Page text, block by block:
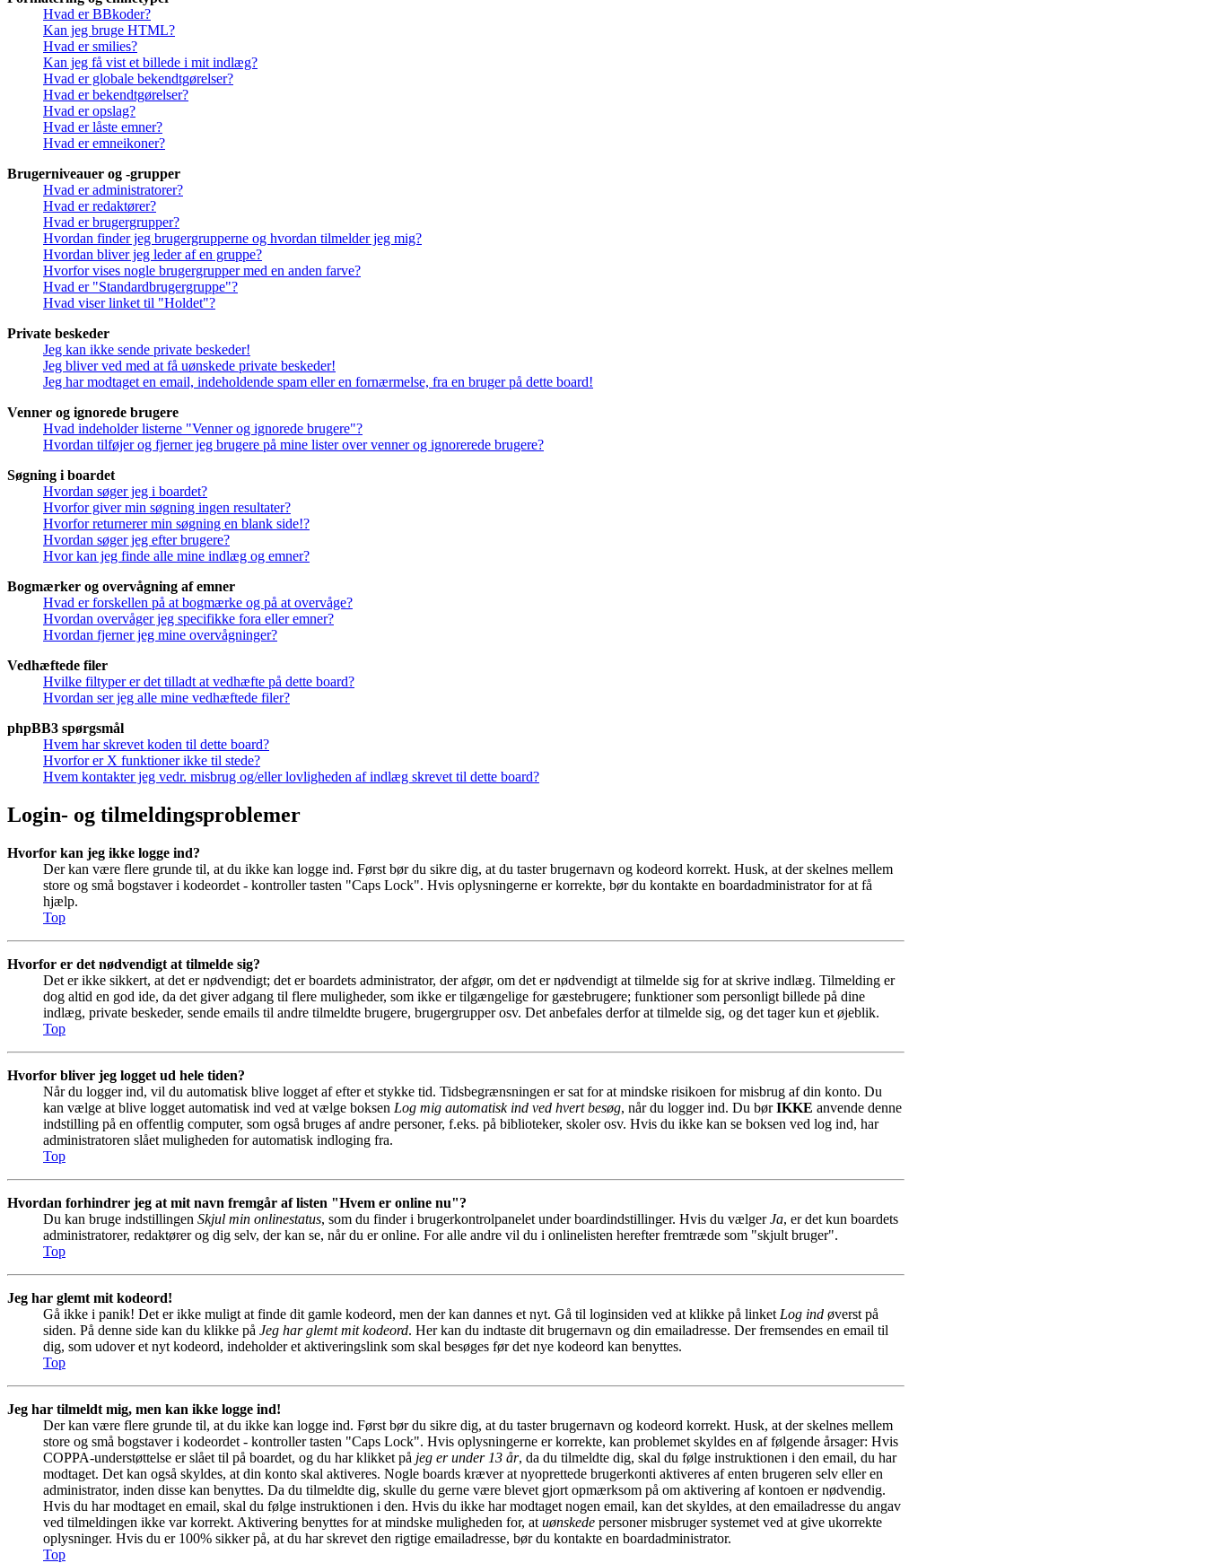
Hvad er BBkoder?
Kan jeg bruge HTML?
Hvad er smilies?
Kan jeg få vist et billede i mit indlæg?
Hvad er globale bekendtgørelser?
Hvad er bekendtgørelser?
Hvad er opslag?
Hvad er låste emner?
Hvad er emneikoner?
Brugerniveauer og -grupper
Hvad er administratorer?
Hvad er redaktører?
Hvad er brugergrupper?
Hvordan finder jeg brugergrupperne og hvordan tilmelder jeg mig?
Hvordan bliver jeg leder af en gruppe?
Hvorfor vises nogle brugergrupper med en anden farve?
Hvad er "Standardbrugergruppe"?
Hvad viser linket til "Holdet"?
Private beskeder
Jeg kan ikke sende private beskeder!
Jeg bliver ved med at få uønskede private beskeder!
Jeg har modtaget en email, indeholdende spam eller en fornærmelse, fra en bruger på dette board!
Venner og ignorede brugere
Hvad indeholder listerne "Venner og ignorede brugere"?
Hvordan tilføjer og fjerner jeg brugere på mine lister over venner og ignorerede brugere?
Søgning i boardet
Hvordan søger jeg i boardet?
Hvorfor giver min søgning ingen resultater?
Hvorfor returnerer min søgning en blank side!?
Hvordan søger jeg efter brugere?
Hvor kan jeg finde alle mine indlæg og emner?
Bogmærker og overvågning af emner
Hvad er forskellen på at bogmærke og på at overvåge?
Hvordan overvåger jeg specifikke fora eller emner?
Hvordan fjerner jeg mine overvågninger?
Vedhæftede filer
Hvilke filtyper er det tilladt at vedhæfte på dette board?
Hvordan ser jeg alle mine vedhæftede filer?
phpBB3 spørgsmål
Hvem har skrevet koden til dette board?
Hvorfor er X funktioner ikke til stede?
Hvem kontakter jeg vedr. misbrug og/eller lovligheden af indlæg skrevet til dette board?
Login- og tilmeldingsproblemer
Hvorfor kan jeg ikke logge ind?
Der kan være flere grunde til, at du ikke kan logge ind. Først bør du sikre dig, at du taster brugernavn og kodeord korrekt. Husk, at der skelnes mellem
store og små bogstaver i kodeordet - kontroller tasten "Caps Lock". Hvis oplysningerne er korrekte, bør du kontakte en boardadministrator for at få
hjælp.
Top
Hvorfor er det nødvendigt at tilmelde sig?
Det er ikke sikkert, at det er nødvendigt; det er boardets administrator, der afgør, om det er nødvendigt at tilmelde sig for at skrive indlæg. Tilmelding er
dog altid en god ide, da det giver adgang til flere muligheder, som ikke er tilgængelige for gæstebrugere; funktioner som personligt billede på dine
indlæg, private beskeder, sende emails til andre tilmeldte brugere, brugergrupper osv. Det anbefales derfor at tilmelde sig, og det tager kun et øjeblik.
Top
Hvorfor bliver jeg logget ud hele tiden?
Når du logger ind, vil du automatisk blive logget af efter et stykke tid. Tidsbegrænsningen er sat for at mindske risikoen for misbrug af din konto. Du
kan vælge at blive logget automatisk ind ved at vælge boksen Log mig automatisk ind ved hvert besøg, når du logger ind. Du børIKKE anvende denne
indstilling på en offentlig computer, som også bruges af andre personer, f.eks. på biblioteker, skoler osv. Hvis du ikke kan se boksen ved log ind, har
administratoren slået muligheden for automatisk indloging fra.
Top
Hvordan forhindrer jeg at mit navn fremgår af listen "Hvem er online nu"?
Du kan bruge indstillingen Skjul min onlinestatus, som du finder i brugerkontrolpanelet under boardindstillinger. Hvis du vælgerJa, er det kun boardets
administratorer, redaktører og dig selv, der kan se, når du er online. For alle andre vil du i onlinelisten herefter fremtræde som "skjult bruger".
Top
Jeg har glemt mit kodeord!
Gå ikke i panik! Det er ikke muligt at finde dit gamle kodeord, men der kan dannes et nyt. Gå til loginsiden ved at klikke på linket Log ind øverst på
siden. På denne side kan du klikke på Jeg har glemt mit kodeord. Her kan du indtaste dit brugernavn og din emailadresse. Der fremsendes en email til
dig, som udover et nyt kodeord, indeholder et aktiveringslink som skal besøges før det nye kodeord kan benyttes.
Top
Jeg har tilmeldt mig, men kan ikke logge ind!
Der kan være flere grunde til, at du ikke kan logge ind. Først bør du sikre dig, at du taster brugernavn og kodeord korrekt. Husk, at der skelnes mellem
store og små bogstaver i kodeordet - kontroller tasten "Caps Lock". Hvis oplysningerne er korrekte, kan problemet skyldes en af følgende årsager: Hvis
COPPA-understøttelse er slået til på boardet, og du har klikket på jeg er under 13 år, da du tilmeldte dig, skal du følge instruktionen i den email, du har
modtaget. Det kan også skyldes, at din konto skal aktiveres. Nogle boards kræver at nyoprettede brugerkonti aktiveres af enten brugeren selv eller en
administrator, inden disse kan benyttes. Da du tilmeldte dig, skulle du gerne være blevet gjort opmærksom på om aktivering af kontoen er nødvendig.
Hvis du har modtaget en email, skal du følge instruktionen i den. Hvis du ikke har modtaget nogen email, kan det skyldes, at den emailadresse du angav
ved tilmeldingen ikke var korrekt. Aktivering benyttes for at mindske muligheden for, at uønskede personer misbruger systemet ved at give ukorrekte
oplysninger. Hvis du er 100% sikker på, at du har skrevet den rigtige emailadresse, bør du kontakte en boardadministrator.
Top